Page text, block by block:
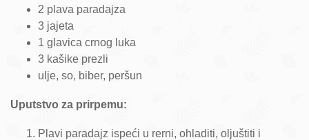
2 plava paradajza
3 jajeta
1 glavica crnog luka
3 kašike prezli
ulje, so, biber, peršun
Uputstvo za prirpemu:
Plavi paradajz ispeći u rerni, ohladiti, oljuštiti i